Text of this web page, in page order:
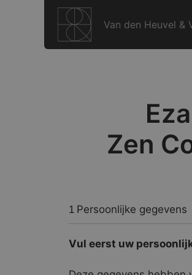
Van den Heuvel &
Zen
1 Persoonlijke gegevens
Vul eerst uw